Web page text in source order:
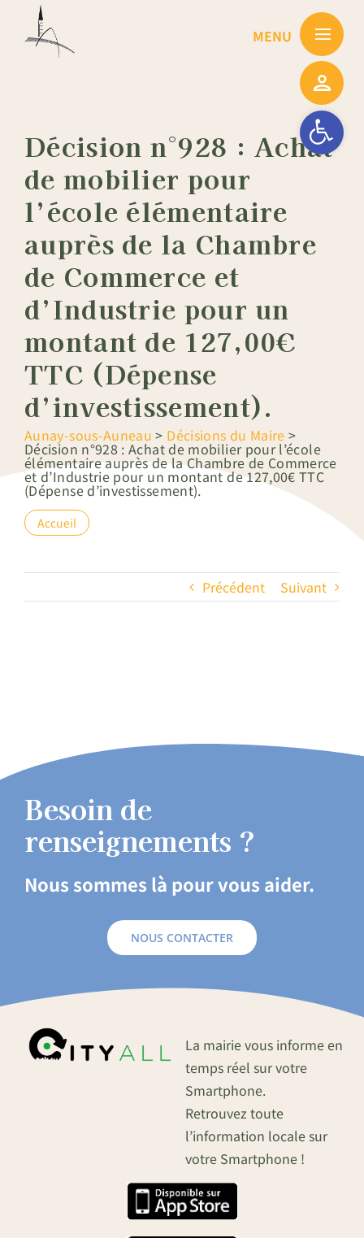
Ouvrir la
Décision n°928 : Achat
de mobilier pour
l’école élémentaire
auprès de la Chambre
de Commerce et
d’Industrie pour un
montant de 127,00€
TTC (Dépense
d’investissement).
Aunay-sous-Auneau > Décisions du Maire >
Décision n°928 : Achat de mobilier pour l’école
élémentaire auprès de la Chambre de Commerce
et d’Industrie pour un montant de 127,00€ TTC
(Dépense d’investissement).
Accueil
Précédent Suivant
Besoin de
renseignements ?
Nous sommes là pour vous aider.
NOUS CONTACTER
La mairie vous informe en
temps réel sur votre
Smartphone.
Retrouvez toute
l’information locale sur
votre Smartphone !